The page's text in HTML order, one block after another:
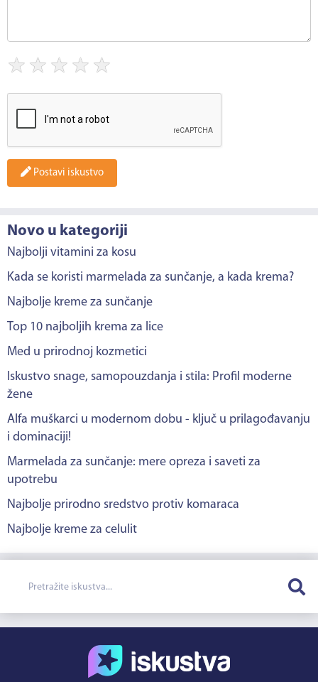
★ ★ ★ ★ ★
Postavi iskustvo
Novo u kategoriji
Najbolji vitamini za kosu
Kada se koristi marmelada za sunčanje, a kada krema?
Najbolje kreme za sunčanje
Top 10 najboljih krema za lice
Med u prirodnoj kozmetici
Iskustvo snage, samopouzdanja i stila: Profil moderne
žene
Alfa muškarci u modernom dobu - ključ u prilagođavanju
i dominaciji!
Marmelada za sunčanje: mere opreza i saveti za
upotrebu
Najbolje prirodno sredstvo protiv komaraca
Najbolje kreme za celulit